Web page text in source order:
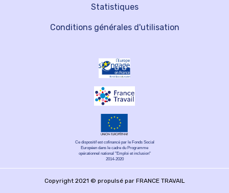
Statistiques
Conditions générales d'utilisation
Ce dispositif est cofinancé par le Fonds Social
Européen dans le cadre du Programme
opérationnel national "Emploi et inclusion"
2014-2020
Copyright 2021 © propulsé par FRANCE TRAVAIL